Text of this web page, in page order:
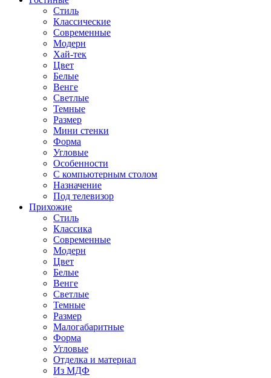
Стиль
Классические
Современные
Модерн
Хай-тек
Цвет
Белые
Венге
Светлые
Темные
Размер
Мини стенки
Форма
Угловые
Особенности
С компьютерным столом
Назначение
Под телевизор
Прихожие
Стиль
Классика
Современные
Модерн
Цвет
Белые
Венге
Светлые
Темные
Размер
Малогабаритные
Форма
Угловые
Отделка и материал
Из МДФ